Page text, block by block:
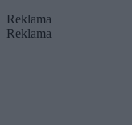
Reklama
Reklama